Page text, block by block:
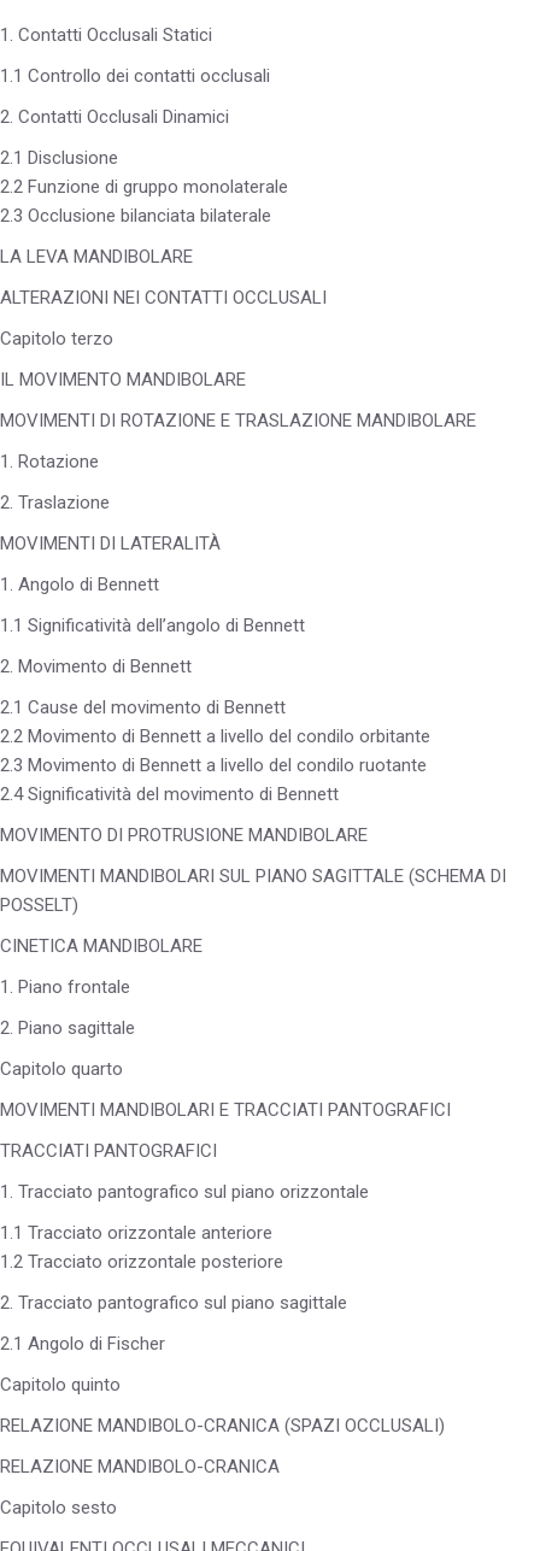
1. Contatti Occlusali Statici
1.1 Controllo dei contatti occlusali
2. Contatti Occlusali Dinamici
2.1 Disclusione
2.2 Funzione di gruppo monolaterale
2.3 Occlusione bilanciata bilaterale
LA LEVA MANDIBOLARE
ALTERAZIONI NEI CONTATTI OCCLUSALI
Capitolo terzo
IL MOVIMENTO MANDIBOLARE
MOVIMENTI DI ROTAZIONE E TRASLAZIONE MANDIBOLARE
1. Rotazione
2. Traslazione
MOVIMENTI DI LATERALITÀ
1. Angolo di Bennett
1.1 Significatività dell’angolo di Bennett
2. Movimento di Bennett
2.1 Cause del movimento di Bennett
2.2 Movimento di Bennett a livello del condilo orbitante
2.3 Movimento di Bennett a livello del condilo ruotante
2.4 Significatività del movimento di Bennett
MOVIMENTO DI PROTRUSIONE MANDIBOLARE
MOVIMENTI MANDIBOLARI SUL PIANO SAGITTALE (SCHEMA DI
POSSELT)
CINETICA MANDIBOLARE
1. Piano frontale
2. Piano sagittale
Capitolo quarto
MOVIMENTI MANDIBOLARI E TRACCIATI PANTOGRAFICI
TRACCIATI PANTOGRAFICI
1. Tracciato pantografico sul piano orizzontale
1.1 Tracciato orizzontale anteriore
1.2 Tracciato orizzontale posteriore
2. Tracciato pantografico sul piano sagittale
2.1 Angolo di Fischer
Capitolo quinto
RELAZIONE MANDIBOLO-CRANICA (SPAZI OCCLUSALI)
RELAZIONE MANDIBOLO-CRANICA
Capitolo sesto